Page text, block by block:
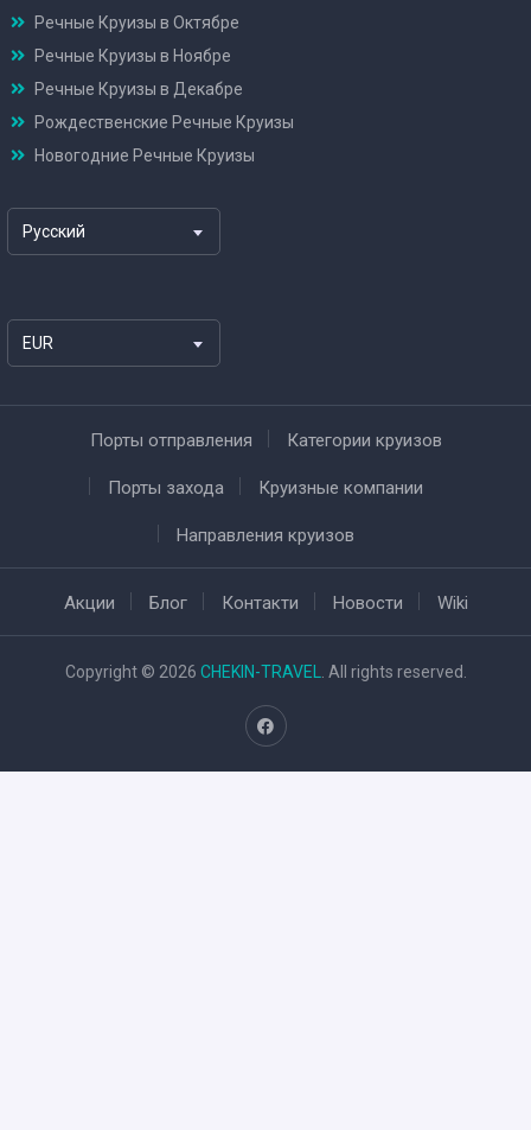
Речные Круизы в Октябре
Речные Круизы в Ноябре
Речные Круизы в Декабре
Рождественские Речные Круизы
Новогодние Речные Круизы
Русский
EUR
Порты отправления Категории круизов
Порты захода Круизные компании
Направления круизов
Акции Блог Контакти Новости Wiki
Copyright © 2026 CHEKIN-TRAVEL . All rights reserved.